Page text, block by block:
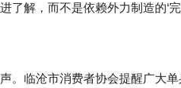
解，而不是依赖外力制造的‘完
。临沧市消费者协会提醒广大单